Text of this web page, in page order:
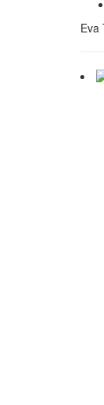
Eva